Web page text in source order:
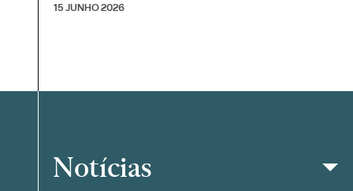
15 JUNHO 2026
Filtrar
Notícias